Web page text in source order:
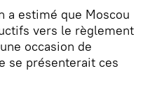
a estimé que Moscou
vers le règlement
occasion de
se présenterait ces